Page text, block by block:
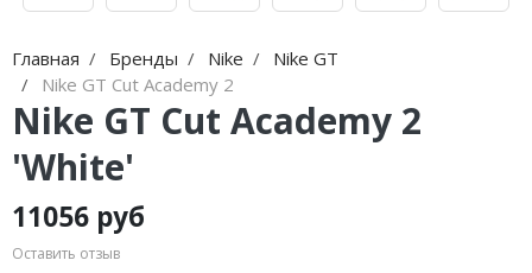
Главная Бренды Nike
Nike GT
Nike GT Cut Academy 2
Nike GT Cut Academy 2
'White'
11056 руб
Оставить отзыв
Jordan Tatum
Air Jordan 312
Air Jordan 40
Air Jordan 39
Air Jordan 38
Nike Dunk
Nike Shox
Nike Blazer
Nike P-6000
Nike Initiator
adidas Samba
adidas Gazelle
adidas Handball
adidas Adistar
adidas adiFOM
MMY
ASICS
HOKA
A Bathing Ape
Travis Scott